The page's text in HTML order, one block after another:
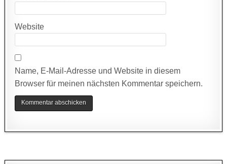
Website
Name, E-Mail-Adresse und Website in diesem
Browser für meinen nächsten Kommentar speichern.